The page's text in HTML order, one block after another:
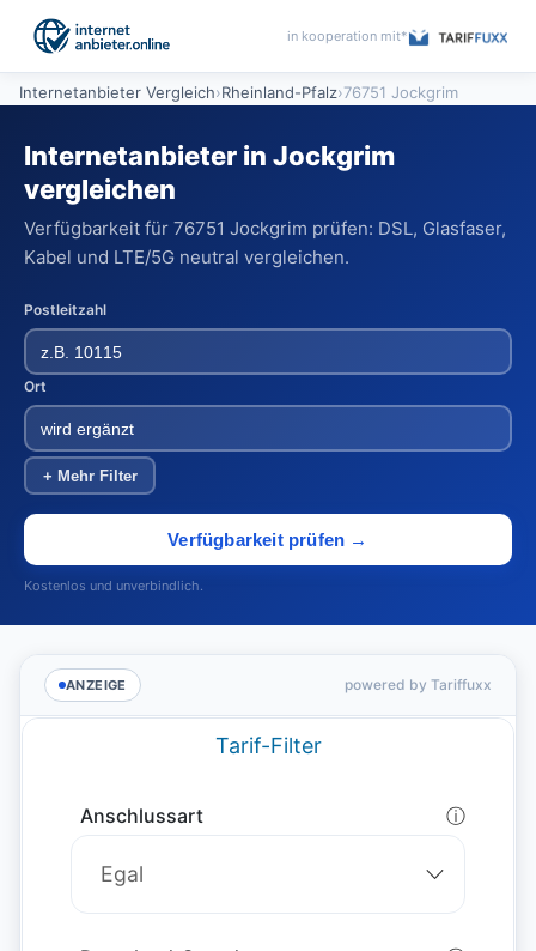
in kooperation mit*
Internetanbieter Vergleich›Rheinland-Pfalz›76751 Jockgrim
Internetanbieter in Jockgrim
vergleichen
Verfügbarkeit für 76751 Jockgrim prüfen: DSL, Glasfaser,
Kabel und LTE/5G neutral vergleichen.
Postleitzahl
Ort
+ Mehr Filter
Verfügbarkeit prüfen →
Kostenlos und unverbindlich.
ANZEIGE powered by Tariffuxx